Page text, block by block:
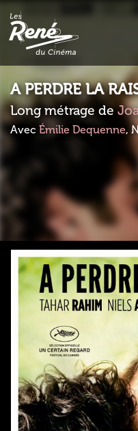
A PERDRE LA
Long métrage de
Avec Émilie Dequenne,